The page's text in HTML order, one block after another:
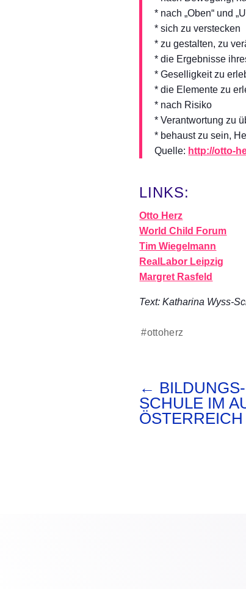
* nach „Oben“ und
* sich zu verstecken
* zu gestalten, zu
* die Ergebnisse
* Geselligkeit zu
* die Elemente zu
* nach Risiko
* Verantwortung zu
* behaust zu sein,
Quelle: http://otto-
LINKS:
Otto Herz
World Child Forum
Tim Wiegelmann
RealLabor Leipzig
Margret Rasfeld
Text: Katharina Wyss-
#ottoherz
←
SCHULE IM
ÖSTERREICH